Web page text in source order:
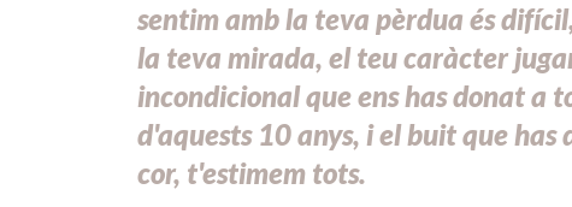
sentim amb la teva pèrdua és
la teva mirada, el teu caràcter
incondicional que ens has donat a
d'aquests 10 anys, i el buit que has
cor, t'estimem tots.